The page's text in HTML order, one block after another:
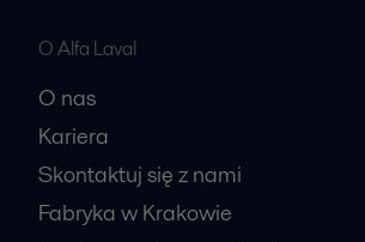
O Alfa Laval
O nas
Kariera
Skontaktuj się z nami
Fabryka w Krakowie